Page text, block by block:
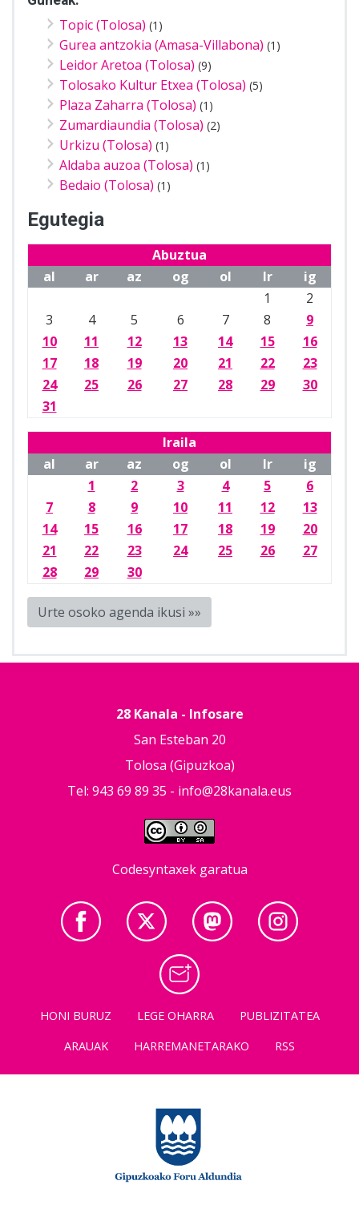
Topic (Tolosa) (1)
Gurea antzokia (Amasa-Villabona) (1)
Leidor Aretoa (Tolosa) (9)
Tolosako Kultur Etxea (Tolosa) (5)
Plaza Zaharra (Tolosa) (1)
Zumardiaundia (Tolosa) (2)
Urkizu (Tolosa) (1)
Aldaba auzoa (Tolosa) (1)
Bedaio (Tolosa) (1)
Egutegia
Abuztua
al
ar az og ol lr
ig
1
2
3
4 5 6 7 8
9
10
11 12 13 14 15
16
17
18 19 20 21 22
23
24
25 26 27 28 29
30
31
Iraila
al
ar az og ol lr
ig
1
2 3 4 5
6
7
8 9 10 11 12
13
14
15 16 17 18 19
20
21
22 23 24 25 26
27
28
29 30
Urte osoko agenda ikusi »»
28 Kanala - Infosare
San Esteban 20
Tolosa (Gipuzkoa)
Tel: 943 69 89 35 - info@28kanala.eus
Codesyntaxek garatua
HONI BURUZ LEGE OHARRA
PUBLIZITATEA
ARAUAK
HARREMANETARAKO RSS